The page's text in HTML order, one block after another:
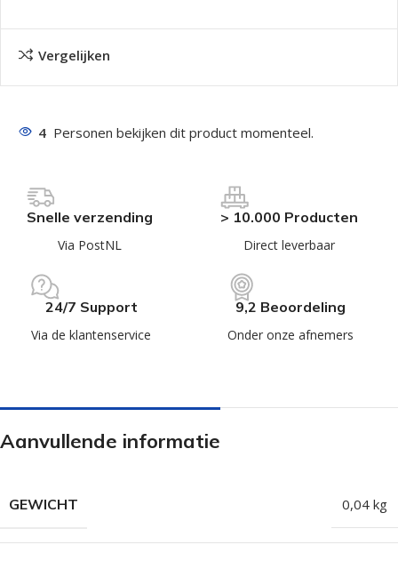
Vergelijken
4 Personen bekijken dit product momenteel.
Snelle verzending
Via PostNL
> 10.000 Producten
Direct leverbaar
24/7 Support
Via de klantenservice
9,2 Beoordeling
Onder onze afnemers
Aanvullende informatie
GEWICHT 0,04 kg